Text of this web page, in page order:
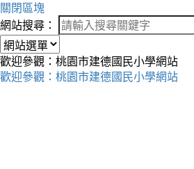
關閉區塊
網站搜尋：
歡迎參觀：桃園市建德國民小學網站
歡迎參觀：桃園市建德國民小學網站